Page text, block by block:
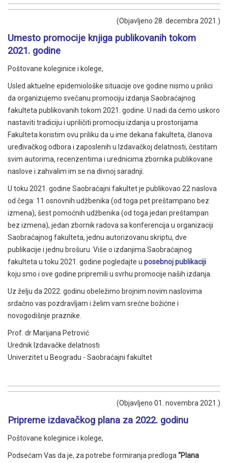
(Objavljeno 28. decembra 2021.)
Umesto promocije knjiga publikovanih tokom
2021. godine
Poštovane koleginice i kolege,
Usled aktuelne epidemiološke situacije ove godine nismo u prilici
da organizujemo svečanu promociju izdanja Saobraćajnog
fakulteta publikovanih tokom 2021. godine. U nadi da ćemo uskoro
nastaviti tradiciju i upriličiti promociju izdanja u prostorijama
Fakulteta koristim ovu priliku da u ime dekana fakulteta, članova
uređivačkog odbora i zaposlenih u Izdavačkoj delatnosti, čestitam
svim autorima, recenzentima i urednicima zbornika publikovane
naslove i zahvalim im se na divnoj saradnji.
U toku 2021. godine Saobraćajni fakultet je publikovao 22 naslova
od čega: 11 osnovnih udžbenika (od toga pet preštampano bez
izmena), šest pomoćnih udžbenika (od toga jedan preštampan
bez izmena), jedan zbornik radova sa konferencija u organizaciji
Saobraćajnog fakulteta, jednu autorizovanu skriptu, dve
publikacije i jednu brošuru. Više o izdanjima Saobraćajnog
fakulteta u toku 2021. godine pogledajte u posebnoj publikaciji
koju smo i ove godine pripremili u svrhu promocije naših izdanja.
Uz želju da 2022. godinu obeležimo brojnim novim naslovima
srdačno vas pozdravljam i želim vam srećne božićne i
novogodišnje praznike.
Prof. dr Marijana Petrović
Urednik Izdavačke delatnosti
Univerzitet u Beogradu - Saobraćajni fakultet
(Objavljeno 01. novembra 2021.)
Pripreme izdavačkog plana za 2022. godinu
Poštovane koleginice i kolege,
Podsećam Vas da je, za potrebe formiranja predloga “Plana